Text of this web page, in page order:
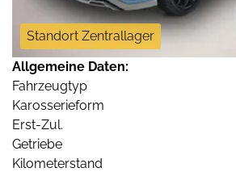
Standort Zentrallager
Allgemeine Daten:
Fahrzeugtyp
Karosserieform
Erst-Zul.
Getriebe
Kilometerstand